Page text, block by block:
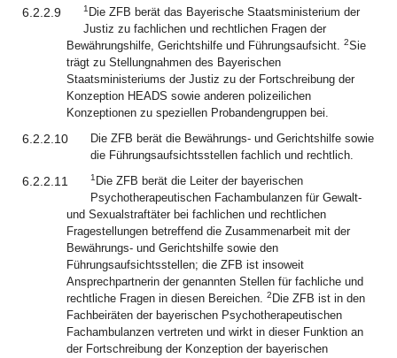
6.2.2.9 1 Die ZFB berät das Bayerische Staatsministerium der
Justiz zu fachlichen und rechtlichen Fragen der
Bewährungshilfe, Gerichtshilfe und Führungsaufsicht. 2Sie
trägt zu Stellungnahmen des Bayerischen
Staatsministeriums der Justiz zu der Fortschreibung der
Konzeption HEADS sowie anderen polizeilichen
Konzeptionen zu speziellen Probandengruppen bei.
6.2.2.10
Die ZFB berät die Bewährungs- und Gerichtshilfe sowie
die Führungsaufsichtsstellen fachlich und rechtlich.
6.2.2.11 1 Die ZFB berät die Leiter der bayerischen
Psychotherapeutischen Fachambulanzen für Gewalt-
und Sexualstraftäter bei fachlichen und rechtlichen
Fragestellungen betreffend die Zusammenarbeit mit der
Bewährungs- und Gerichtshilfe sowie den
Führungsaufsichtsstellen; die ZFB ist insoweit
Ansprechpartnerin der genannten Stellen für fachliche und
rechtliche Fragen in diesen Bereichen. 2 Die ZFB ist in den
Fachbeiräten der bayerischen Psychotherapeutischen
Fachambulanzen vertreten und wirkt in dieser Funktion an
der Fortschreibung der Konzeption der bayerischen